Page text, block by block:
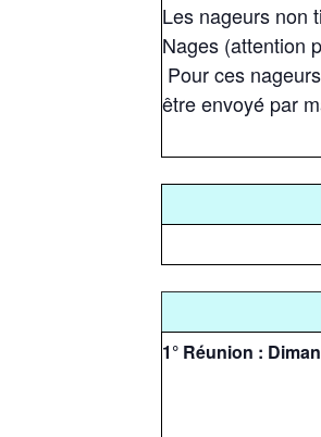
Les nageurs non
Nages (attention
Pour ces
être envoyé par
1° Réunion :